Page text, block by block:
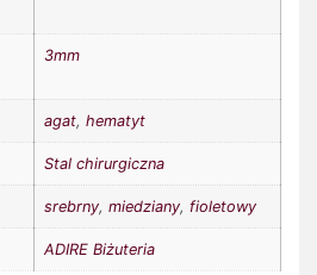
3mm
agat, hematyt
Stal chirurgiczna
srebrny, miedziany, fioletowy
ADIRE Biżuteria